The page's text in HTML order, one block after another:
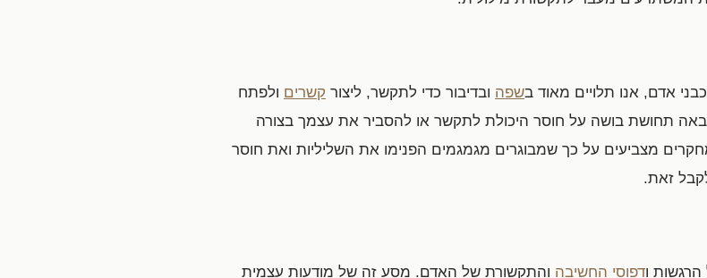
אדם, אנו תלויים מאוד בשפה ובדיבור כדי לתקשר, ליצור קשרים ולפתח
באה תחושת בושה על חוסר היכולת לתקשר או להסביר את עצמך בצורה
מצביעים על כך שמבוגרים מגמגמים הפנימו את השליליות ואת חוסר
זאת.
ודפוסי החשיבה והתקשורת של האדם. מסע זה של מודעות עצמית